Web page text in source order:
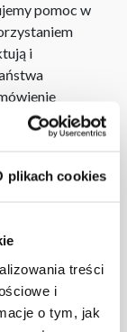
plikach cookies
treści
i
o tym, jak
pomoc w
i
do 3 dni
Wszystkie
gratis
mogą różnić